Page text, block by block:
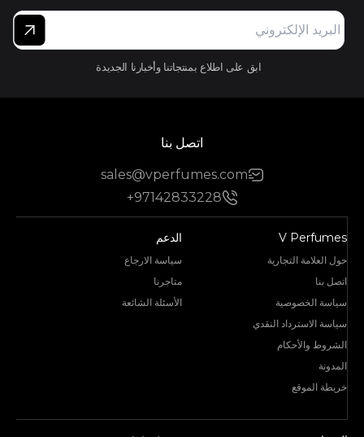
ابق على اطلاع بمنتجاتنا وأخبارنا الجديدة
اتصل بنا
sales@vperfumes.com
+97142833228
V Perfumes
حول العلامة التجارية
اتصل بنا
سياسة الخصوصية
سياسة الاسترداد النقدي
الشروط والأحكام
المدونة
خريطة الموقع
الدعم
سياسة الارجاع
متاجرنا
الأسئلة الشائعة